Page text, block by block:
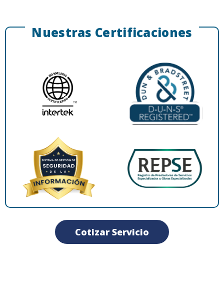
Nuestras Certificaciones
Cotizar Servicio